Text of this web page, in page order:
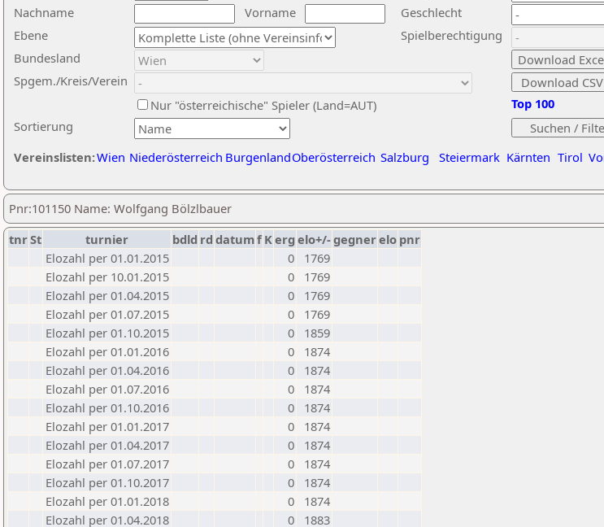
Nachname
Vorname
Ebene
Sortierung
Bundesland
Spgem./Kreis/Verein
Geschlecht
Nur "österreichische" Spieler (Land=AUT)
Spielberechtigung
Vereinslisten:Wien Niederösterreich BurgenlandOberösterreich Salzburg Steiermark Kärnten Tirol
Top 100
Pnr:101150 Name: Wolfgang Bölzlbauer
tnrSt turnier bdld rd datumf Kerg elo+/-gegnerelo pnr
Elozahl per 01.01.2015
0
1769
Elozahl per 10.01.2015
0
1769
Elozahl per 01.04.2015
0
1769
Elozahl per 01.07.2015
0
1769
Elozahl per 01.10.2015
0
1859
Elozahl per 01.01.2016
0
1874
Elozahl per 01.04.2016
0
1874
Elozahl per 01.07.2016
0
1874
Elozahl per 01.10.2016
0
1874
Elozahl per 01.01.2017
0
1874
Elozahl per 01.04.2017
0
1874
Elozahl per 01.07.2017
0
1874
Elozahl per 01.10.2017
0
1874
Elozahl per 01.01.2018
0
1874
Elozahl per 01.04.2018
0
1883